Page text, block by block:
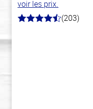
voir les prix.
4.3
(203)